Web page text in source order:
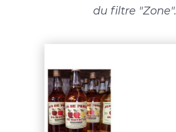
du filtre "Zone".